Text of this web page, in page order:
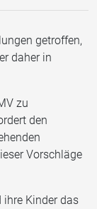
getroffen,
daher in
zu
den
Vorschläge
ihre Kinder das